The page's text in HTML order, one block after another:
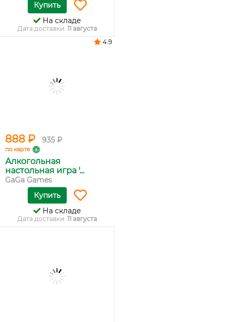
Купить
На складе
Дата доставки: 11 августа
888 ₽ 935 ₽
по карте
Алкогольная
настольная игра '...
GaGa Games
4.9
Купить
На складе
Дата доставки: 11 августа